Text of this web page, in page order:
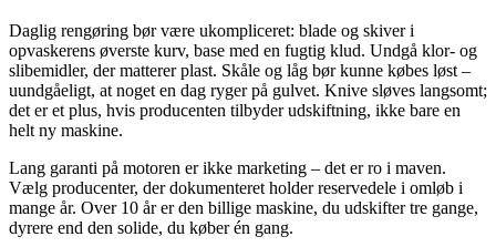
Daglig rengøring bør være ukompliceret: blade og skiver i
opvaskerens øverste kurv, base med en fugtig klud. Undgå klor- og
slibemidler, der matterer plast. Skåle og låg bør kunne købes løst –
uundgåeligt, at noget en dag ryger på gulvet. Knive sløves langsomt;
det er et plus, hvis producenten tilbyder udskiftning, ikke bare en
helt ny maskine.
Lang garanti på motoren er ikke marketing – det er ro i maven.
Vælg producenter, der dokumenteret holder reservedele i omløb i
mange år. Over 10 år er den billige maskine, du udskifter tre gange,
dyrere end den solide, du køber én gang.